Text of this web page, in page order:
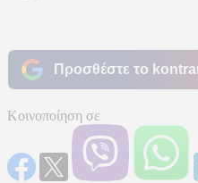
Προσθέστε το
Κοινοποίηση σε